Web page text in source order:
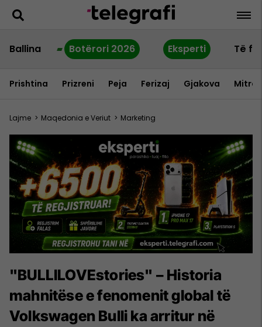
Ballina Botërori 2026 Eksperti Të
Prishtina Prizreni Peja Ferizaj Gjakova
Lajme > Maqedonia e Veriut > Marketing
"BULLILOVEstories" – Historia
mahnitëse e fenomenit global të
Volkswagen Bulli ka arritur në